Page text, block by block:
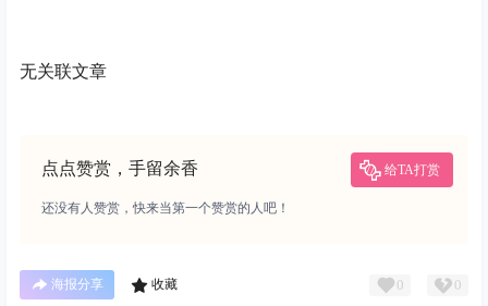
无关联文章
点点赞赏，手留余香 给TA打赏
还没有人赞赏，快来当第一个赞赏的人吧！
海报分享 收藏 0 0